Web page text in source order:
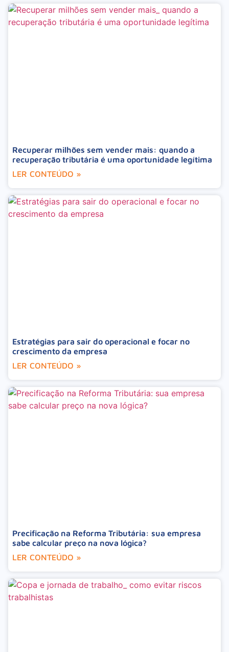
Recuperar milhões sem vender mais: quando a
recuperação tributária é uma oportunidade legítima
LER CONTEÚDO »
Estratégias para sair do operacional e focar no
crescimento da empresa
LER CONTEÚDO »
Precificação na Reforma Tributária: sua empresa
sabe calcular preço na nova lógica?
LER CONTEÚDO »